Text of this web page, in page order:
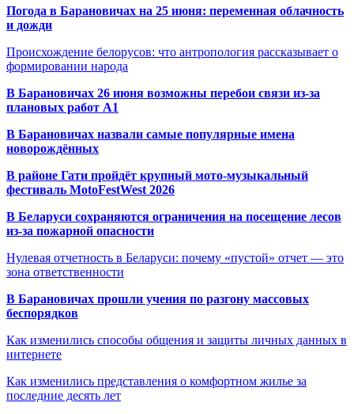
Погода в Барановичах на 25 июня: переменная облачность
и дожди
Происхождение белорусов: что антропология рассказывает о
формировании народа
В Барановичах 26 июня возможны перебои связи из-за
плановых работ A1
В Барановичах назвали самые популярные имена
новорождённых
В районе Гати пройдёт крупный мото-музыкальный
фестиваль MotoFestWest 2026
В Беларуси сохраняются ограничения на посещение лесов
из-за пожарной опасности
Нулевая отчетность в Беларуси: почему «пустой» отчет — это
зона ответственности
В Барановичах прошли учения по разгону массовых
беспорядков
Как изменились способы общения и защиты личных данных в
интернете
Как изменились представления о комфортном жилье за
последние десять лет